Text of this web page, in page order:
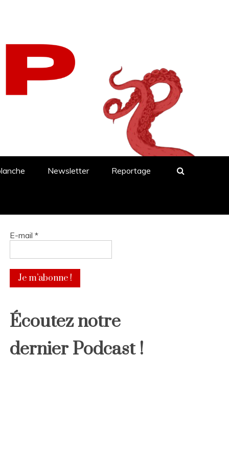
Newsletter Reportage
E-mail *
Écoutez notre
dernier Podcast !